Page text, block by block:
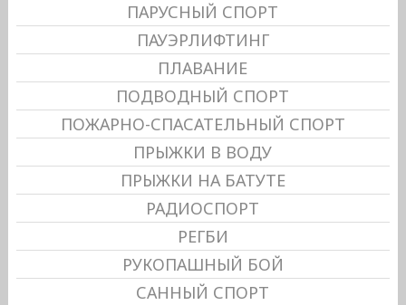
ПАРУСНЫЙ СПОРТ
ПАУЭРЛИФТИНГ
ПЛАВАНИЕ
ПОДВОДНЫЙ СПОРТ
ПОЖАРНО-СПАСАТЕЛЬНЫЙ СПОРТ
ПРЫЖКИ В ВОДУ
ПРЫЖКИ НА БАТУТЕ
РАДИОСПОРТ
РЕГБИ
РУКОПАШНЫЙ БОЙ
САННЫЙ СПОРТ